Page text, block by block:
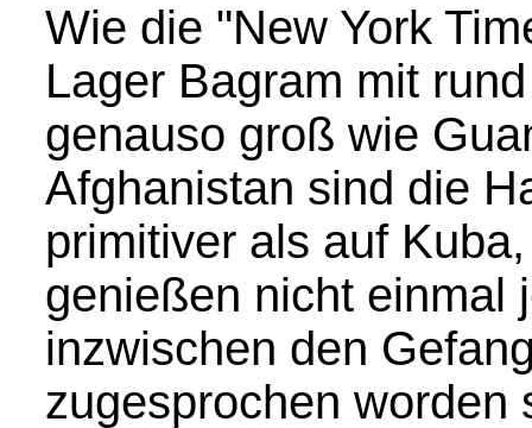
Wie die "New York
Lager Bagram mit
genauso groß wie
Afghanistan sind die
primitiver als auf
genießen nicht einmal
inzwischen den
zugesprochen worden